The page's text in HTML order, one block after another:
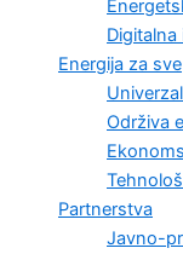
Energija za sve
Održiva
Partnerstva
Javno-